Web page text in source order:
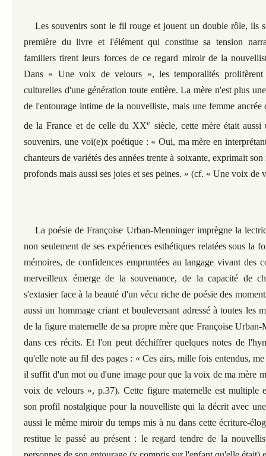
Les souvenirs sont le fil rouge et jouent un double rôle, ils
première du livre et l'élément qui constitue sa tension
familiers tirent leurs forces de ce regard miroir de la
Dans « Une voix de velours », les temporalités prolifèrent
culturelles d'une génération toute entière. La mère n'est plus
de l'entourage intime de la nouvelliste, mais une femme
de la France et de celle du XXe siècle, cette mère était
souvenirs, une voi(e)x poétique : « Oui, ma mère en
chanteurs de variétés des années trente à soixante, exprimait son
profonds mais aussi ses joies et ses peines. » (cf. « Une voix de
La poésie de Françoise Urban-Menninger imprègne la
non seulement de ses expériences esthétiques relatées sous la
mémoires, de confidences empruntées au langage vivant des
merveilleux émerge de la souvenance, de la capacité de
s'extasier face à la beauté d'un vécu riche de poésie des
aussi un hommage criant et bouleversant adressé à toutes les
de la figure maternelle de sa propre mère que Françoise
dans ces récits. Et l'on peut déchiffrer quelques notes de
qu'elle note au fil des pages : « Ces airs, mille fois entendus,
il suffit d'un mot ou d'une image pour que la voix de ma mère
voix de velours », p.37). Cette figure maternelle est multiple
son profil nostalgique pour la nouvelliste qui la décrit avec
aussi le même miroir du temps mis à nu dans cette écriture-
restitue le passé au présent : le regard tendre de la